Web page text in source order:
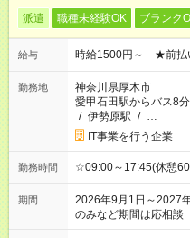
派遣 職種未経験OK ブランク
給与 時給1500円～ ★前払
勤務地
神奈川県厚木市
愛甲石田駅からバス8
/ 伊勢原駅 / …
IT事業を行う企業
勤務時間 ☆09:00～17:45(休憩
期間
2026年9月1日～
のみなど期間は応相談